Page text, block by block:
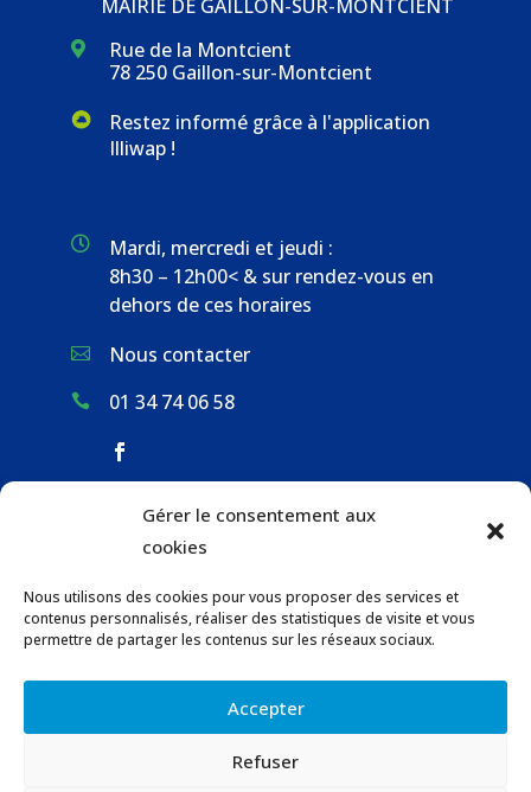
Gérer le consentement aux
cookies
Nous utilisons des cookies pour vous proposer des services et
contenus personnalisés, réaliser des statistiques de visite et vous
permettre de partager les contenus sur les réseaux sociaux.
Accepter
Refuser
MAIRIE DE GAILLON-SUR-MONTCIENT

Rue de la Montcient
78 250 Gaillon-sur-Montcient
Restez informé grâce à l'application
Illiwap !

Mardi, mercredi et jeudi :
8h30 – 12h00< & sur rendez-vous en
dehors de ces horaires
 Nous contacter
 01 34 74 06 58
GESTION DES DÉCHETS
URBANISME
COMMUNICATIONS DE LA MAIRIE
LOCATION DE SALLES COMMUNALES